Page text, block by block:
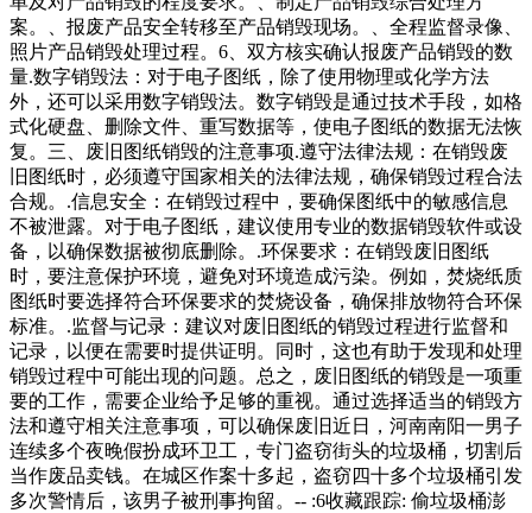
案。、报废产品安全转移至产品销毁现场。、全程监督录像、
照片产品销毁处理过程。6、双方核实确认报废产品销毁的数
量.数字销毁法：对于电子图纸，除了使用物理或化学方法
外，还可以采用数字销毁法。数字销毁是通过技术手段，如格
式化硬盘、删除文件、重写数据等，使电子图纸的数据无法恢
复。三、废旧图纸销毁的注意事项.遵守法律法规：在销毁废
旧图纸时，必须遵守国家相关的法律法规，确保销毁过程合法
合规。.信息安全：在销毁过程中，要确保图纸中的敏感信息
不被泄露。对于电子图纸，建议使用专业的数据销毁软件或设
备，以确保数据被彻底删除。.环保要求：在销毁废旧图纸
时，要注意保护环境，避免对环境造成污染。例如，焚烧纸质
图纸时要选择符合环保要求的焚烧设备，确保排放物符合环保
标准。.监督与记录：建议对废旧图纸的销毁过程进行监督和
记录，以便在需要时提供证明。同时，这也有助于发现和处理
销毁过程中可能出现的问题。总之，废旧图纸的销毁是一项重
要的工作，需要企业给予足够的重视。通过选择适当的销毁方
法和遵守相关注意事项，可以确保废旧近日，河南南阳一男子
连续多个夜晚假扮成环卫工，专门盗窃街头的垃圾桶，切割后
当作废品卖钱。在城区作案十多起，盗窃四十多个垃圾桶引发
多次警情后，该男子被刑事拘留。-- :6收藏跟踪: 偷垃圾桶澎